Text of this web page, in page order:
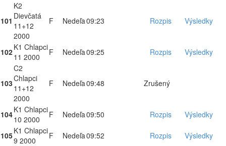
101
K2
Dievčatá
11+12
2000
F Nedeľa09:23 Rozpis Výsledky
102K1 Chlapci
11 2000
F Nedeľa09:25 Rozpis Výsledky
103
C2
Chlapci
11+12
2000
F Nedeľa09:48 Zrušený
104K1 Chlapci
10 2000
F Nedeľa09:50 Rozpis Výsledky
105K1 Chlapci
9 2000
F Nedeľa09:52 Rozpis Výsledky